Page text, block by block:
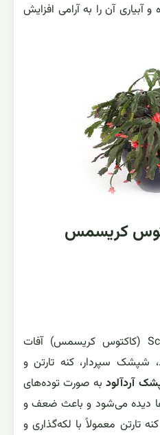
آبیاری آن را به آرامی افزایش
کریسمس
در Schlumbergera truncata (کاکتوس کریسمس) آفات
شپشک سپردار، کنه تارتن و
آردآلودبه صورت توده‌های
دیده می‌شود و باعث ضعف و
معمولاً با لکه‌گذاری و